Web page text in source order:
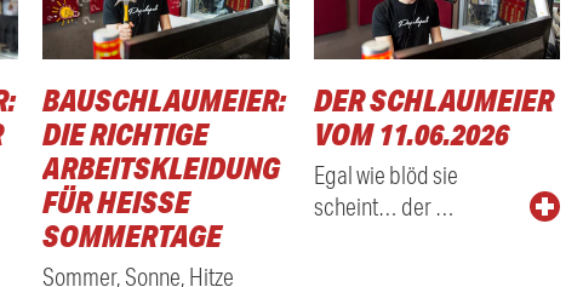
BAUSCHLAUMEIER:
DIE RICHTIGE
ARBEITSKLEIDUNG
FÜR HEISSE S
OMMERTAGE
Sommer, Sonne, Hitze
DER SCHLAUMEIER
VOM 11.06.2026
Egal wie blöd sie
scheint… der …